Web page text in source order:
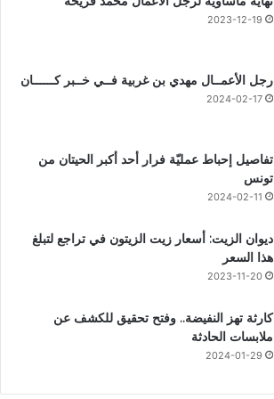
2023-12-19
رجل الأعمــال مهدي بن غربية فــي خــبر كــــــان
2024-02-17
تفاصيل إحباط عمليّة فرار أحد أكبر الحيتان من
تونس
2024-02-11
ديوان الزيت: أسعار زيت الزيتون في تراجع لتبلغ
هذا السعر
2023-11-20
كارثة تهز النفيضة.. وفتح تحقيق للكشف عن
ملابسات الحادثة
2024-01-29